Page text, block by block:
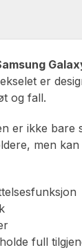
er
og fall.
er ikke
men
full